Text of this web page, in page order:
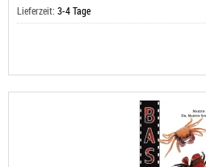
Lieferzeit: 3-4 Tage